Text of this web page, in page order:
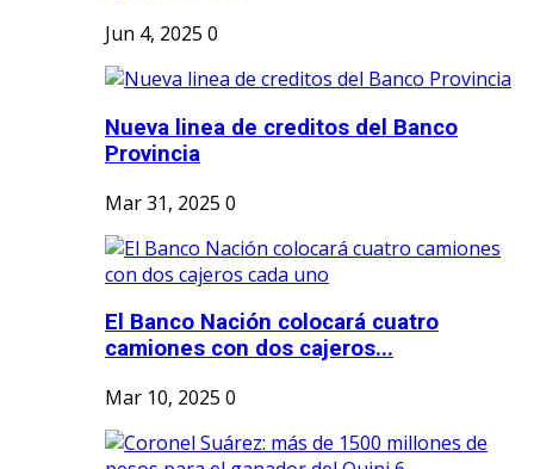
Jun 4, 2025 0
Nueva linea de creditos del Banco
Provincia
Mar 31, 2025 0
El Banco Nación colocará cuatro
camiones con dos cajeros...
Mar 10, 2025 0